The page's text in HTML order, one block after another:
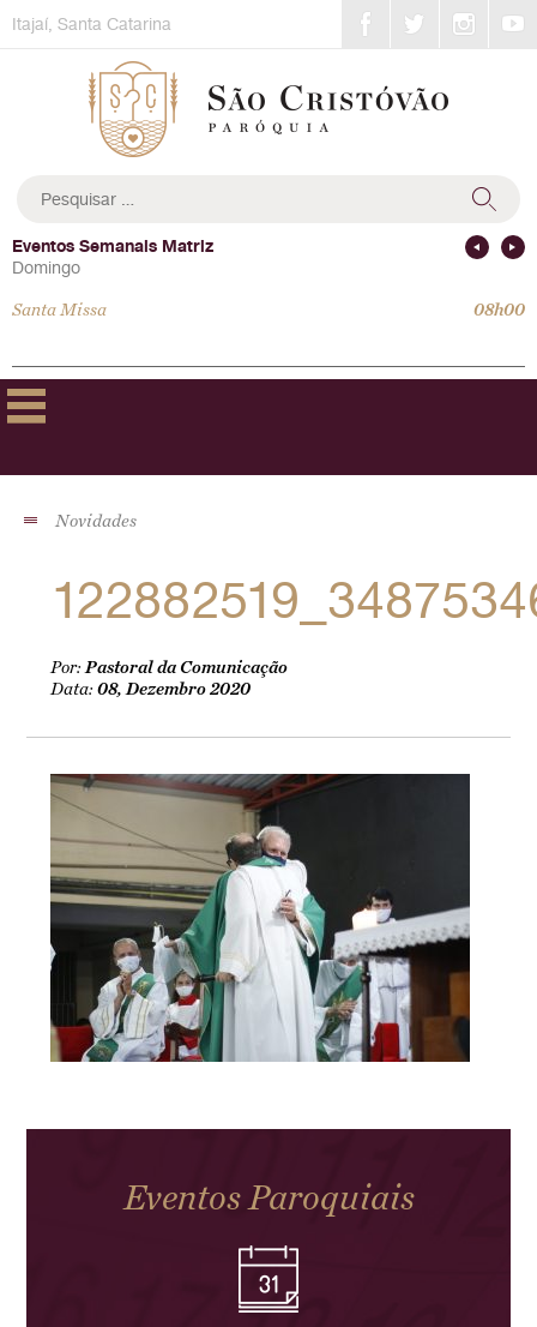
toItajaí, Santa Catarina
por:
Eventos Semanais Matriz
Domingo
Santa Missa 08h00
Domingo
Santa Missa 10h00
Novidades
Por:Pastoral da Comunicação
Data:08, Dezembro 2020
Eventos Paroquiais